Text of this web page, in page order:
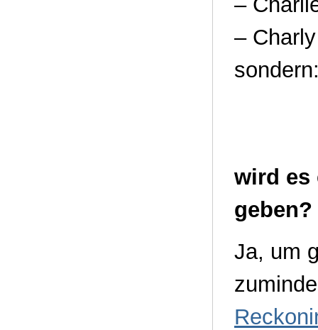
– Charly
wird es
geben?
Ja, um